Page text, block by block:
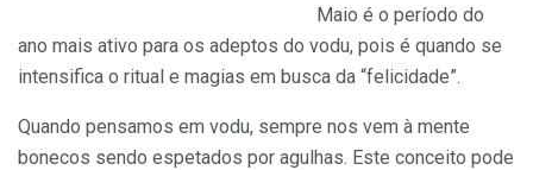
Maio é o período do
ano mais ativo para os adeptos do vodu, pois é quando se
intensifica o ritual e magias em busca da “felicidade”.
Quando pensamos em vodu, sempre nos vem à mente
bonecos sendo espetados por agulhas. Este conceito pode